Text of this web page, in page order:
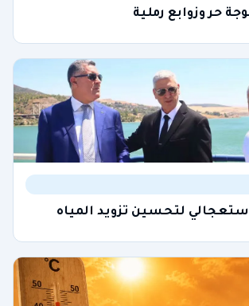
حر وزوابع رملية
لتحسين تزويد المياه